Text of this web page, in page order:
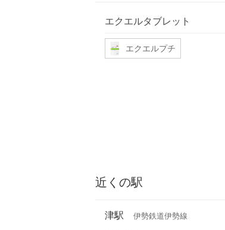
エクエルタブレット
エクエルプチ
近くの駅
津駅 伊勢鉄道伊勢線